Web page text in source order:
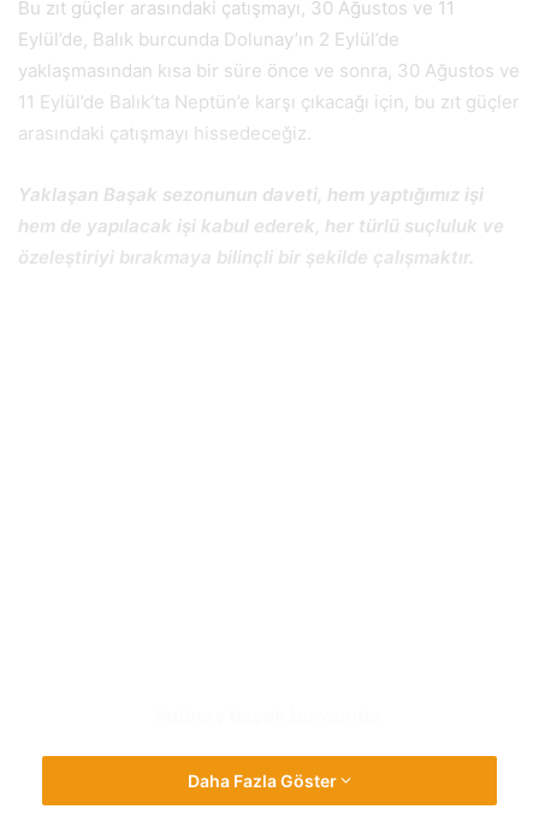
Bu zıt güçler arasındaki çatışmayı, 30 Ağustos ve 11
Eylül’de, Balık burcunda Dolunay’ın 2 Eylül’de
yaklaşmasından kısa bir süre önce ve sonra, 30 Ağustos ve
11 Eylül’de Balık’ta Neptün’e karşı çıkacağı için, bu zıt güçler
arasındaki çatışmayı hissedeceğiz.
Yaklaşan Başak sezonunun daveti, hem yaptığımız işi
hem de yapılacak işi kabul ederek, her türlü suçluluk ve
özeleştiriyi bırakmaya bilinçli bir şekilde çalışmaktır.
Daha Fazla Göster